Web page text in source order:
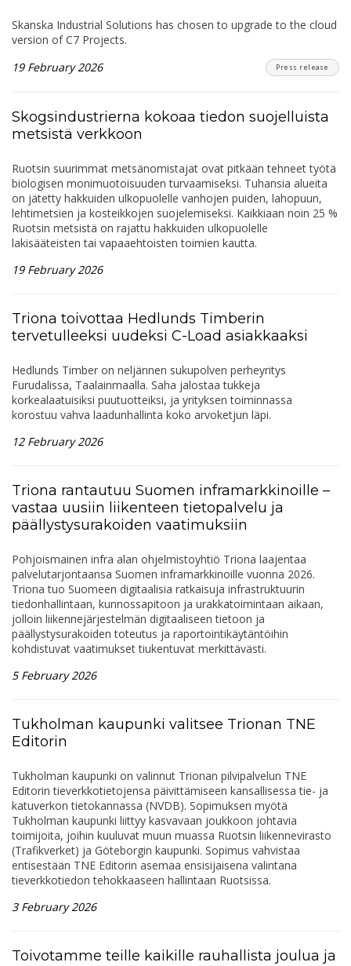
Skanska Industrial Solutions has chosen to upgrade to the cloud
version of C7 Projects.
19 February 2026
Press release
Skogsindustrierna kokoaa tiedon suojelluista
metsistä verkkoon
Ruotsin suurimmat metsänomistajat ovat pitkään tehneet työtä
biologisen monimuotoisuuden turvaamiseksi. Tuhansia alueita
on jätetty hakkuiden ulkopuolelle vanhojen puiden, lahopuun,
lehtimetsien ja kosteikkojen suojelemiseksi. Kaikkiaan noin 25 %
Ruotsin metsistä on rajattu hakkuiden ulkopuolelle
lakisääteisten tai vapaaehtoisten toimien kautta.
19 February 2026
Triona toivottaa Hedlunds Timberin
tervetulleeksi uudeksi C-Load asiakkaaksi
Hedlunds Timber on neljännen sukupolven perheyritys
Furudalissa, Taalainmaalla. Saha jalostaa tukkeja
korkealaatuisiksi puutuotteiksi, ja yrityksen toiminnassa
korostuu vahva laadunhallinta koko arvoketjun läpi.
12 February 2026
Triona rantautuu Suomen inframarkkinoille –
vastaa uusiin liikenteen tietopalvelu ja
päällystysurakoiden vaatimuksiin
Pohjoismainen infra alan ohjelmistoyhtiö Triona laajentaa
palvelutarjontaansa Suomen inframarkkinoille vuonna 2026.
Triona tuo Suomeen digitaalisia ratkaisuja infrastruktuurin
tiedonhallintaan, kunnossapitoon ja urakkatoimintaan aikaan,
jolloin liikennejärjestelmän digitaaliseen tietoon ja
päällystysurakoiden toteutus ja raportointikäytäntöihin
kohdistuvat vaatimukset tiukentuvat merkittävästi.
5 February 2026
Tukholman kaupunki valitsee Trionan TNE
Editorin
Tukholman kaupunki on valinnut Trionan pilvipalvelun TNE
Editorin tieverkkotietojensa päivittämiseen kansallisessa tie- ja
katuverkon tietokannassa (NVDB). Sopimuksen myötä
Tukholman kaupunki liittyy kasvavaan joukkoon johtavia
toimijoita, joihin kuuluvat muun muassa Ruotsin liikennevirasto
(Trafikverket) ja Göteborgin kaupunki. Sopimus vahvistaa
entisestään TNE Editorin asemaa ensisijaisena valintana
tieverkkotiedon tehokkaaseen hallintaan Ruotsissa.
3 February 2026
Toivotamme teille kaikille rauhallista joulua ja